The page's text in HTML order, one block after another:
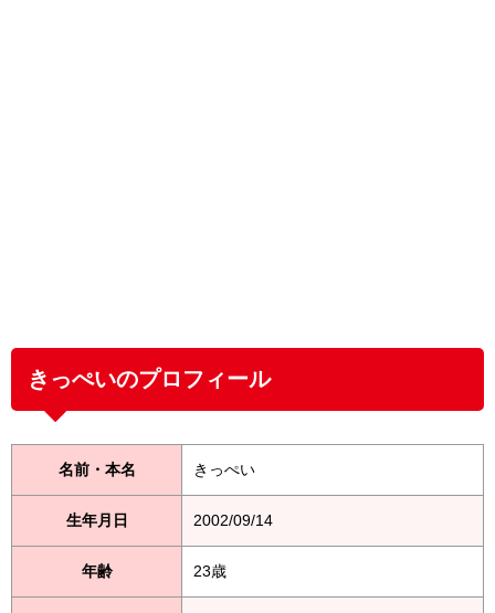
きっぺいのプロフィール
名前・本名 きっぺい
生年月日 2002/09/14
年齢 23歳